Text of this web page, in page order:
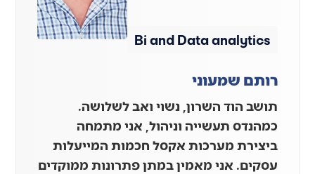
Bi and Data analytics
רותם שמעוני
תושב הוד השרון, נשוי ואב לשלושה.
כמהנדס תעשייה וניהול, אני מתמחה
ביצירת מערכות אקסל חכמות המייעלות
עסקים. אני מאמין במתן פתרונות ממוקדים